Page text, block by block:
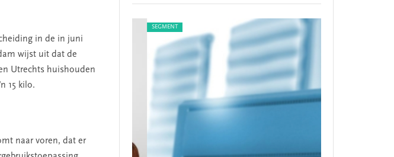
in de in juni
wijst uit dat de
Utrechts huishouden
15 kilo.
naar voren, dat er
SEGMENT